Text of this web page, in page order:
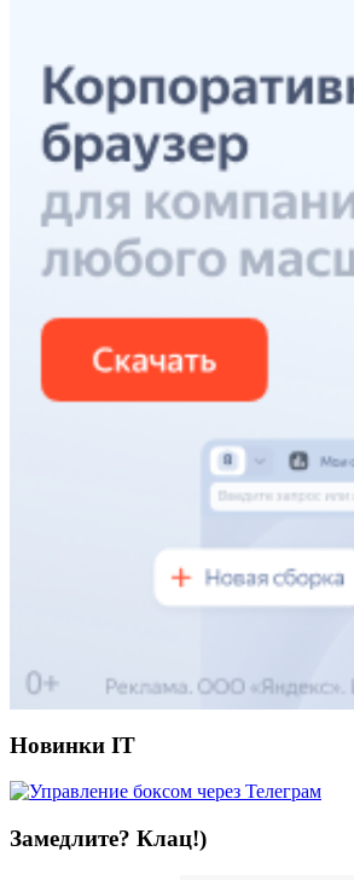
Новинки IT
Замедлите? Клац!)